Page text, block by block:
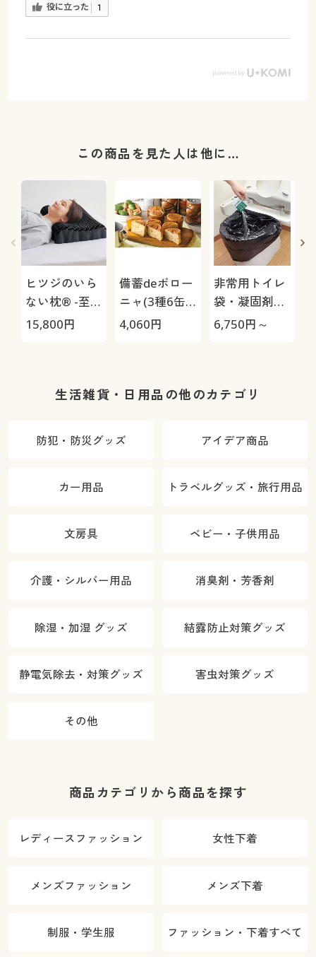
役に立った 1
この商品を見た人は他に…
ヒツジのいら
ない枕® -至
極-
15,800円
備蓄deボロー
ニャ(3種6缶
セット/ブリオ
4,060円
非常用トイレ
袋・凝固剤セ
ット
6,750円～
生活雑貨・日用品の他のカテゴリ
防犯・防災グッズ アイデア商品
カー用品 トラベルグッズ・旅行用品
文房具 ベビー・子供用品
介護・シルバー用品 消臭剤・芳香剤
除湿・加湿 グッズ 結露防止対策グッズ
静電気除去・対策グッズ 害虫対策グッズ
その他
商品カテゴリから商品を探す
レディースファッション 女性下着
メンズファッション メンズ下着
制服・学生服 ファッション・下着すべて